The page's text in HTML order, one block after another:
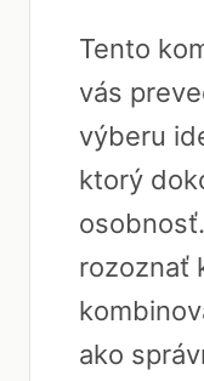
Tento
vás
výberu
ktorý
rozoznať
ako